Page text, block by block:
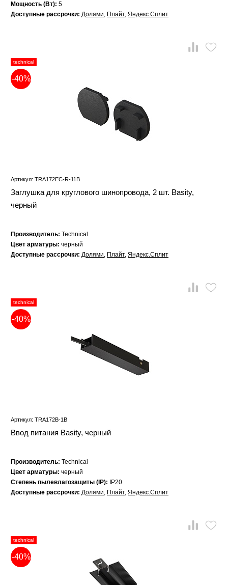
Мощность (Вт): 5
Доступные рассрочки: Долями, Плайт, Яндекс.Сплит
technical
-40%
Артикул: TRA172EC-R-11B
Заглушка для круглового шинопровода, 2 шт. Basity,
черный
Производитель: Technical
Цвет арматуры: черный
Доступные рассрочки: Долями, Плайт, Яндекс.Сплит
technical
-40%
Артикул: TRA172B-1B
Ввод питания Basity, черный
Производитель: Technical
Цвет арматуры: черный
Степень пылевлагозащиты (IP):
IP20
Доступные рассрочки: Долями, Плайт, Яндекс.Сплит
technical
-40%